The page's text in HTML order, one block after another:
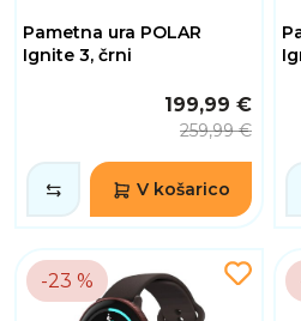
Pametna ura POLAR
Ignite 3, črni
199,99 €
259,99 €
V košarico
-23 %